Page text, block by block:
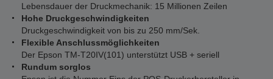
Lebensdauer der Druckmechanik: 15 Millionen Zeilen
Hohe Druckgeschwindigkeiten
Druckgeschwindigkeit von bis zu 250 mm/Sek.
Flexible Anschlussmöglichkeiten
Der Epson TM-T20IV(101) unterstützt USB + seriell
Rundum sorglos